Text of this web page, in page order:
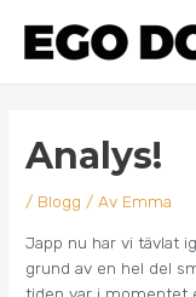
innehåll
Analys!
/ Blogg / Av Emma
Japp nu har vi tävlat
grund av en hel del
tiden var i momentet